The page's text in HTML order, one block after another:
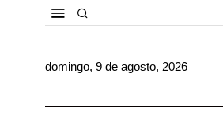
domingo, 9 de agosto, 2026